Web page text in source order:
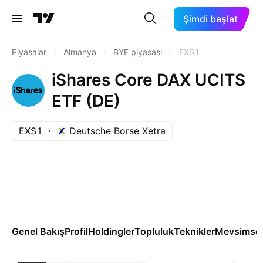
Şimdi başlat
Piyasalar Almanya BYF piyasası EXS1
iShares Core DAX UCITS
ETF (DE)
EXS1 Deutsche Borse Xetra
Genel BakışProfilHoldinglerToplulukTeknikler